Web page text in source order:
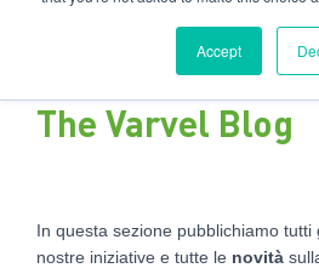
Accept
The Varvel Blog
In questa sezione pubblichiamo tutti
nostre iniziative e tutte le novità